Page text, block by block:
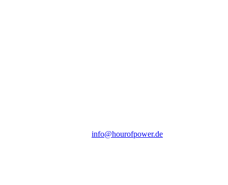
info@hourofpower.de